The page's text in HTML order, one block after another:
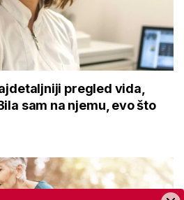
pregled vida,
sam na njemu, evo što